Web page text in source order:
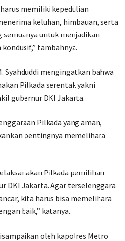
memiliki kepedulian
keluhan, himbauan, serta
semuanya untuk menjadikan
tambahnya.
Syahduddi mengingatkan bahwa
Pilkada serentak yakni
gubernur DKI Jakarta.
Pilkada yang aman,
pentingnya memelihara
Pilkada pemilihan
DKI Jakarta. Agar terselenggara
kita harus bisa memelihara
baik,” katanya.
oleh kapolres Metro